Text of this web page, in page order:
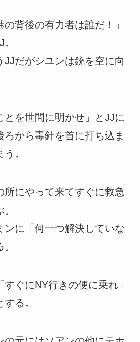
の背後の有力者は誰だ！」
JJだがシユンは銃を空に向
とを世間に明かせ」とJJに
から毒針を首に打ち込ま
。
所にやって来てすぐに救急
ンに「何一つ解決していな
ぐにNY行きの便に乗れ」
る。